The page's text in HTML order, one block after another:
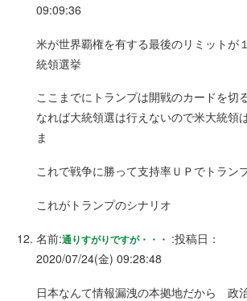
09:09:36
米が世界覇権を有する最後のリミットが
統領選挙
ここまでにトランプは開戦のカードを
なれば大統領選は行えないので米大統領
ま
これで戦争に勝って支持率ＵＰでトラン
これがトランプのシナリオ
名前:通りすがりですが・・・ :投稿日：
2020/07/24(金) 09:28:48
日本なんて情報漏洩の本拠地だから 政